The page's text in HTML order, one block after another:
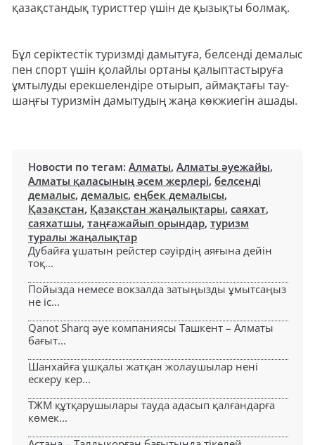
қазақстандық туристтер үшін де қызықты болмақ.
Бұл серіктестік туризмді дамытуға, белсенді демалыс
пен спорт үшін қолайлы ортаны қалыптастыруға
ұмтылуды ерекшелендіре отырып, аймақтағы тау-
шаңғы туризмін дамытудың жаңа көкжиегін ашады.
Новости по тегам: Алматы, Алматы әуежайы,
Алматы қаласының әсем жерлері, белсенді
демалыс, демалыс, еңбек демалысы,
Қазақстан, Қазақстан жаңалықтары, саяхат,
саяхатшы, таңғажайып орындар, туризм
туралы жаңалықтар
Дубайға ұшатын рейстер сәуірдің аяғына дейін
тоқ...
Пойызда немесе вокзалда затыңызды ұмытсаңыз
не іс...
Qanot Sharq әуе компаниясы Ташкент – Алматы
бағыт...
Шанхайға ұшқалы жатқан жолаушылар нені
ескеру кер...
ТЖМ құтқарушылары тауда адасып қалғандарға
көмек...